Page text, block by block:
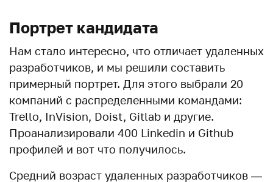
Портрет кандидата
Нам стало интересно, что отличает удаленных
разработчиков, и мы решили составить
примерный портрет. Для этого выбрали 20
компаний с распределенными командами:
Trello, InVision, Doist, Gitlab и другие.
Проанализировали 400 Linkedin и Github
профилей и вот что получилось.
Средний возраст удаленных разработчиков —